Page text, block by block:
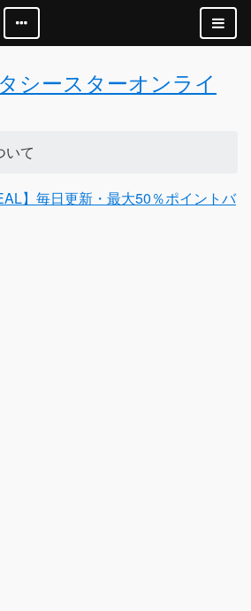
シースターオンライ
いて
】毎日更新・最大50％ポイントバ